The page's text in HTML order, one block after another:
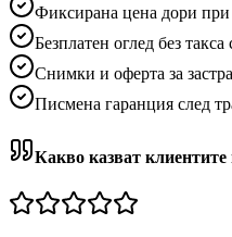
Фиксирана цена дори
Безплатен оглед без
Снимки и оферта за
Писмена гаранция след
Какво казват клиентите